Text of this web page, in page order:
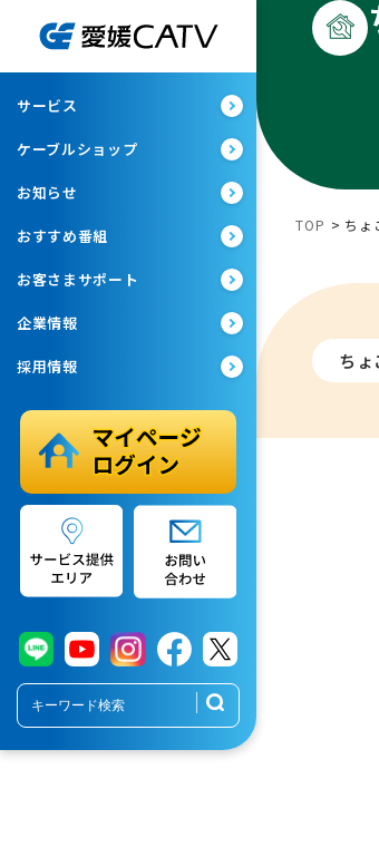
サービス
ケーブルショップ
お知らせ
おすすめ番組
お客さまサポート
企業情報
採用情報
TOP > ちょ
ちょ